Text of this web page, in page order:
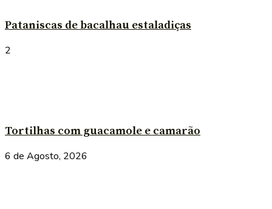
Pataniscas de bacalhau estaladiças
2
Tortilhas com guacamole e camarão
6 de Agosto, 2026